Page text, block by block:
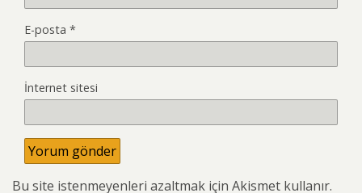
E-posta *
İnternet sitesi
Bu site istenmeyenleri azaltmak için Akismet kullanır.